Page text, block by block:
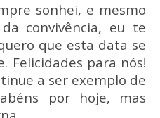
sonhei, e mesmo
convivência, eu te
que esta data se
Felicidades para nós!
a ser exemplo de
por hoje, mas